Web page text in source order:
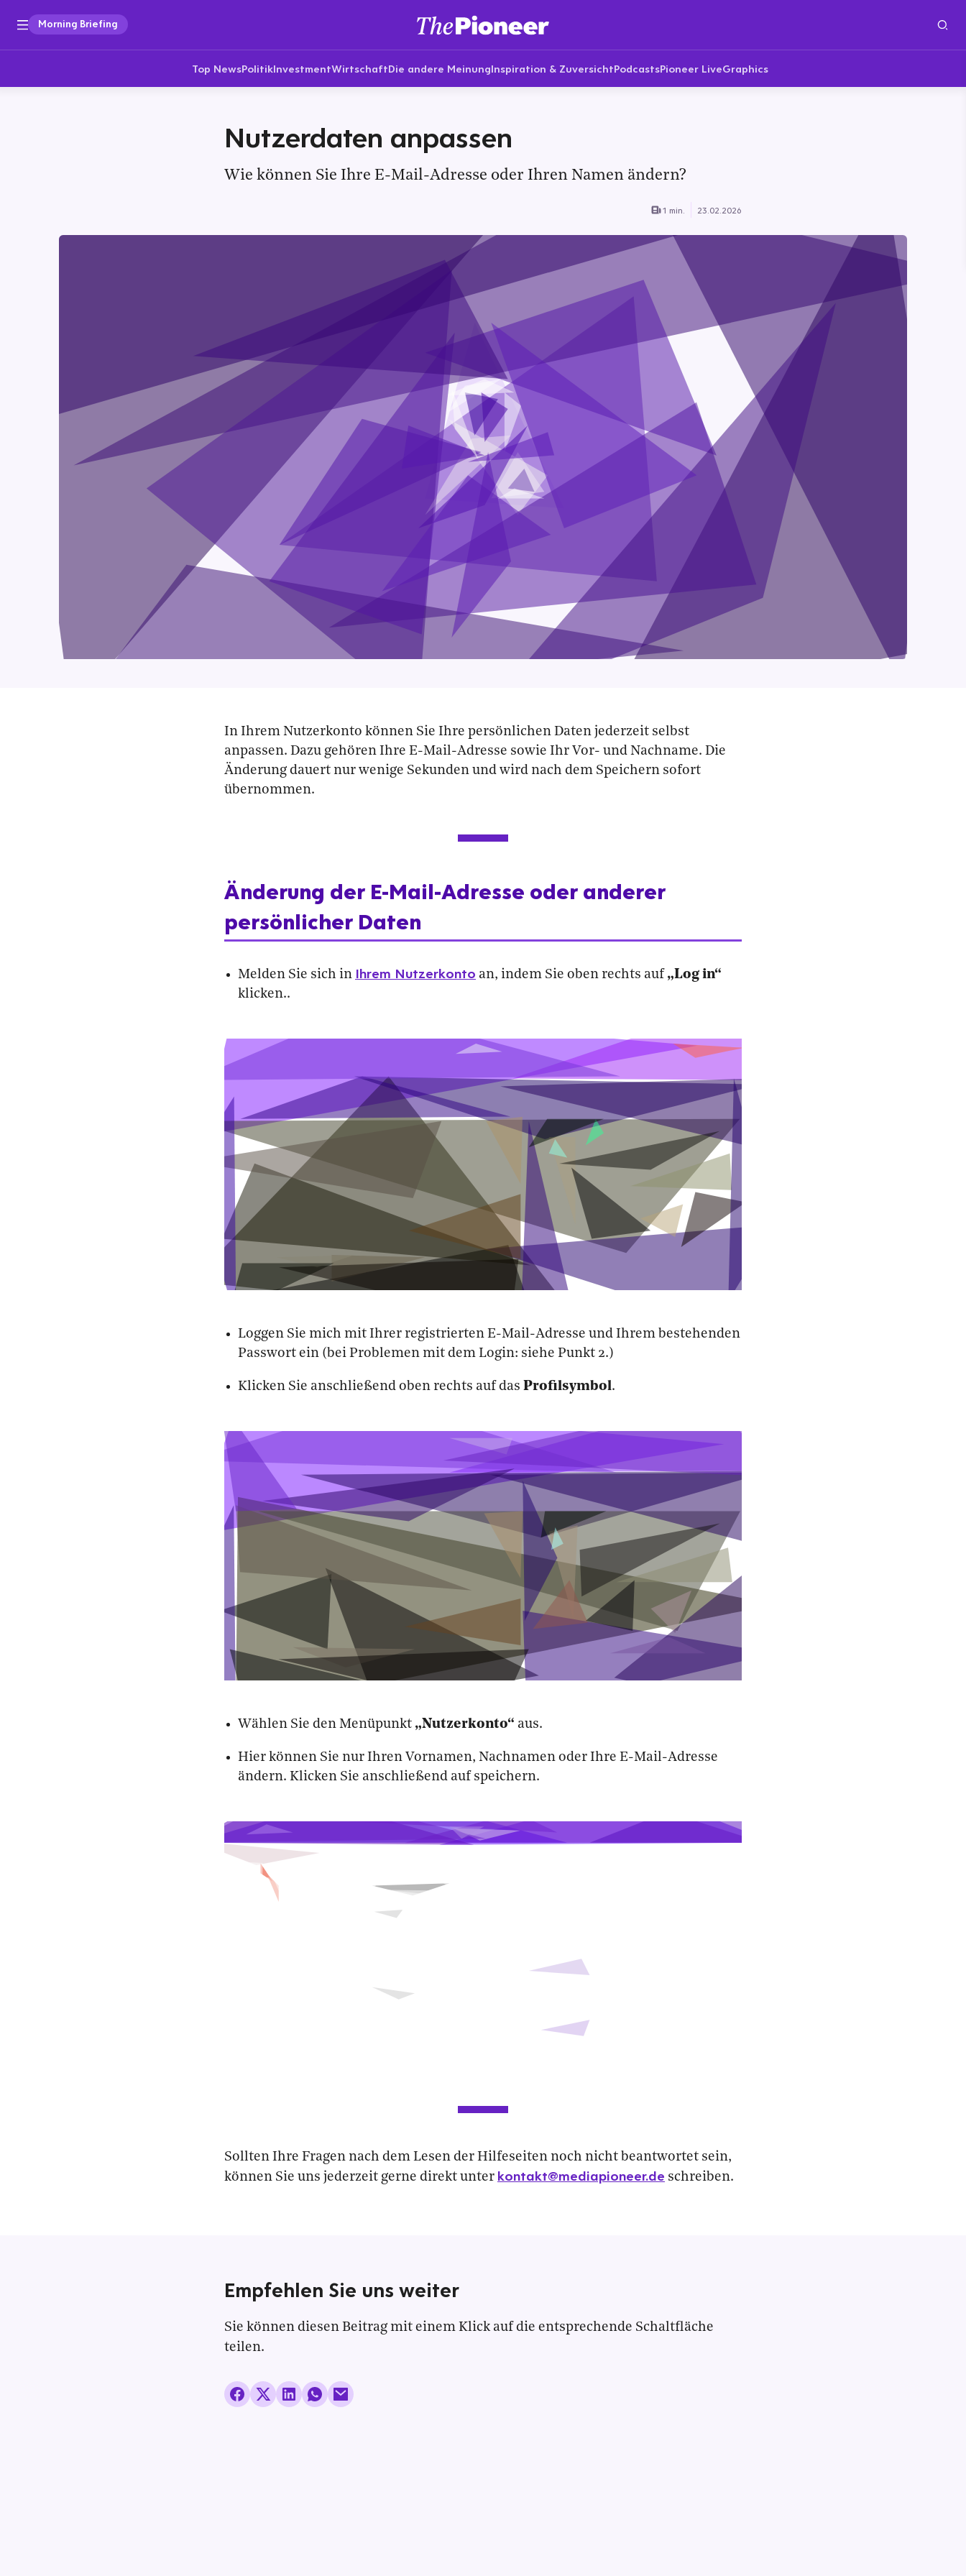
Morning Briefing
Top NewsPolitikInvestmentWirtschaftDie andere MeinungInspiration & ZuversichtPodcastsPioneer LiveGraphics
Nutzerdaten anpassen
Wie können Sie Ihre E-Mail-Adresse oder Ihren Namen ändern?
1 min. 23.02.2026
In Ihrem Nutzerkonto können Sie Ihre persönlichen Daten jederzeit selbst
anpassen. Dazu gehören Ihre E-Mail-Adresse sowie Ihr Vor- und Nachname. Die
Änderung dauert nur wenige Sekunden und wird nach dem Speichern sofort
übernommen.
Änderung der E-Mail-Adresse oder anderer
persönlicher Daten
Melden Sie sich in Ihrem Nutzerkonto an, indem Sie oben rechts auf „Log in“
klicken..
Loggen Sie mich mit Ihrer registrierten E-Mail-Adresse und Ihrem bestehenden
Passwort ein (bei Problemen mit dem Login: siehe Punkt 2.)
Klicken Sie anschließend oben rechts auf das Profilsymbol.
Wählen Sie den Menüpunkt „Nutzerkonto“ aus.
Hier können Sie nur Ihren Vornamen, Nachnamen oder Ihre E-Mail-Adresse
ändern. Klicken Sie anschließend auf speichern.
Sollten Ihre Fragen nach dem Lesen der Hilfeseiten noch nicht beantwortet sein,
können Sie uns jederzeit gerne direkt unter kontakt@mediapioneer.de schreiben.
Empfehlen Sie uns weiter
Sie können diesen Beitrag mit einem Klick auf die entsprechende Schaltfläche
teilen.